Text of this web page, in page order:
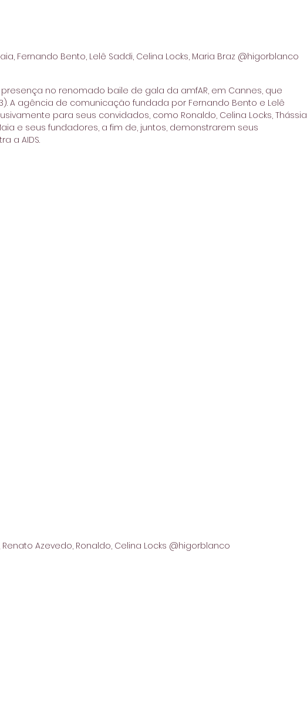
Fernando Bento, Lelê Saddi, Celina Locks, Maria Braz @higorblanco
no renomado baile de gala da amfAR, em Cannes, que
A agência de comunicação fundada por Fernando Bento e Lelê
para seus convidados, como Ronaldo, Celina Locks, Thássia
e seus fundadores, a fim de, juntos, demonstrarem seus
a AIDS.
Renato Azevedo, Ronaldo, Celina Locks @higorblanco